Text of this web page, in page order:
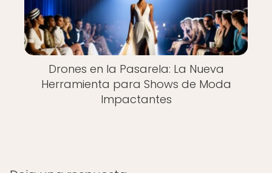
Drones en la Pasarela: La Nueva
Herramienta para Shows de Moda
Impactantes